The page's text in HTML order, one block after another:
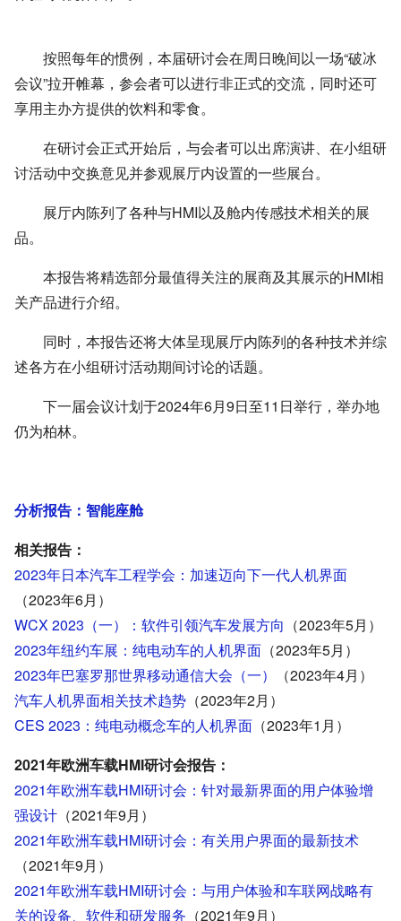
按照每年的惯例，本届研讨会在周日晚间以一场“破冰
会议”拉开帷幕，参会者可以进行非正式的交流，同时还可
享用主办方提供的饮料和零食。
在研讨会正式开始后，与会者可以出席演讲、在小组研
讨活动中交换意见并参观展厅内设置的一些展台。
展厅内陈列了各种与HMI以及舱内传感技术相关的展
品。
本报告将精选部分最值得关注的展商及其展示的HMI相
关产品进行介绍。
同时，本报告还将大体呈现展厅内陈列的各种技术并综
述各方在小组研讨活动期间讨论的话题。
下一届会议计划于2024年6月9日至11日举行，举办地
仍为柏林。
分析报告：智能座舱
相关报告：
2023年日本汽车工程学会：加速迈向下一代人机界面
（2023年6月）
WCX 2023（一）：软件引领汽车发展方向 （2023年5月）
2023年纽约车展：纯电动车的人机界面 （2023年5月）
2023年巴塞罗那世界移动通信大会（一）
（2023年4月）
汽车人机界面相关技术趋势 （2023年2月）
CES 2023：纯电动概念车的人机界面 （2023年1 月）
2021年欧洲车载HMI研讨会报告：
2021年欧洲车载HMI研讨会：针对最新界面的用户体验增
强设计 （2021年9月）
2021年欧洲车载HMI研讨会：有关用户界面的最新技术
（2021年9月）
2021年欧洲车载HMI研讨会：与用户体验和车联网战略有
关的设备、软件和研发服务 （2021年9月）